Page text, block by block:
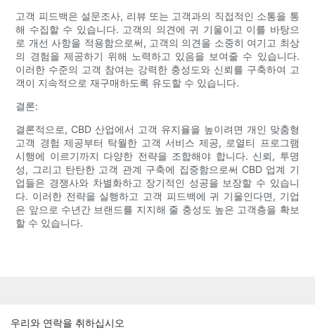
고객 피드백은 설문조사, 리뷰 또는 고객과의 직접적인 소통을 통
해 수집할 수 있습니다. 고객의 의견에 귀 기울이고 이를 바탕으
로 개선 사항을 적용함으로써, 고객의 의견을 소중히 여기고 최상
의 경험을 제공하기 위해 노력하고 있음을 보여줄 수 있습니다.
이러한 수준의 고객 참여는 강력한 충성도와 신뢰를 구축하여 고
객이 지속적으로 재구매하도록 유도할 수 있습니다.
결론:
결론적으로, CBD 산업에서 고객 유지율을 높이려면 개인 맞춤형
고객 경험 제공부터 탁월한 고객 서비스 제공, 로열티 프로그램
시행에 이르기까지 다양한 전략을 조합해야 합니다. 신뢰, 투명
성, 그리고 탄탄한 고객 관계 구축에 집중함으로써 CBD 업계 기
업들은 경쟁사와 차별화하고 장기적인 성공을 보장할 수 있습니
다. 이러한 전략을 실행하고 고객 피드백에 귀 기울인다면, 기업
은 앞으로 수년간 브랜드를 지지해 줄 충성도 높은 고객층을 확보
할 수 있습니다.
우리와 연락을 취하십시오